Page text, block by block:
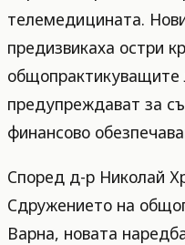
телемедицината.
предизвикаха остри
общопрактикуващите
предупреждават за
финансово
Според д-р Николай
Сдружението на
Варна, новата